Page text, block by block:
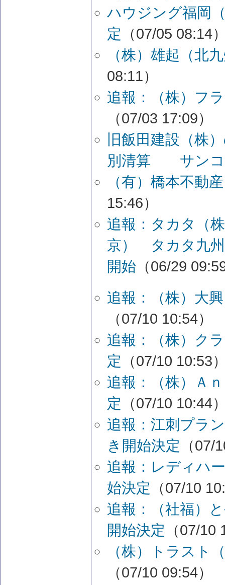
ハウジング福岡
定 （07/05 08:14
（株）雄起（北
08:11）
追報：（株）フ
（07/03 17:09）
旧飯田建設（株
別清算 サンコ
（有）橋本不動
15:46）
追報：タカタ（
京） タカタ九州
開始 （06/29
追報：（株）大
（07/10 10:54）
追報：（株）ク
定 （07/10 10:53
追報：（株）Ａ
定 （07/10 10:44
追報：江刺プラ
き開始決定 （07/
追報：レディハ
始決定 （07/10
追報：（社福）
開始決定 （07/10
（株）トラスト
（07/10 09:54）